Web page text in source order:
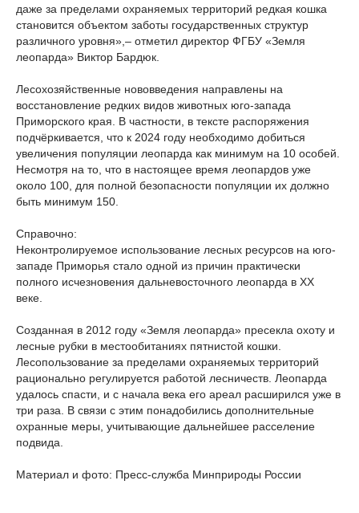
даже за пределами охраняемых территорий редкая кошка
становится объектом заботы государственных структур
различного уровня»,– отметил директор ФГБУ «Земля
леопарда» Виктор Бардюк.
Лесохозяйственные нововведения направлены на
восстановление редких видов животных юго-запада
Приморского края. В частности, в тексте распоряжения
подчёркивается, что к 2024 году необходимо добиться
увеличения популяции леопарда как минимум на 10 особей.
Несмотря на то, что в настоящее время леопардов уже
около 100, для полной безопасности популяции их должно
быть минимум 150.
Справочно:
Неконтролируемое использование лесных ресурсов на юго-
западе Приморья стало одной из причин практически
полного исчезновения дальневосточного леопарда в XX
веке.
Созданная в 2012 году «Земля леопарда» пресекла охоту и
лесные рубки в местообитаниях пятнистой кошки.
Лесопользование за пределами охраняемых территорий
рационально регулируется работой лесничеств. Леопарда
удалось спасти, и с начала века его ареал расширился уже в
три раза. В связи с этим понадобились дополнительные
охранные меры, учитывающие дальнейшее расселение
подвида.
Материал и фото: Пресс-служба Минприроды России